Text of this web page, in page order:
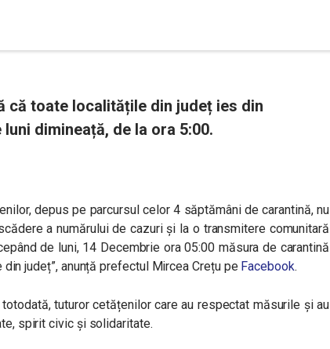
că toate localitățile din județ ies din
dimineață, de la ora 5:00.
depus pe parcursul celor 4 săptămâni de carantină, nu
a numărului de cazuri și la o transmitere comunitară
de luni, 14 Decembrie ora 05:00 măsura de carantină
județ”, anunță prefectul Mircea Crețu pe Facebook.
tuturor cetățenilor care au respectat măsurile și au
spirit civic și solidaritate.